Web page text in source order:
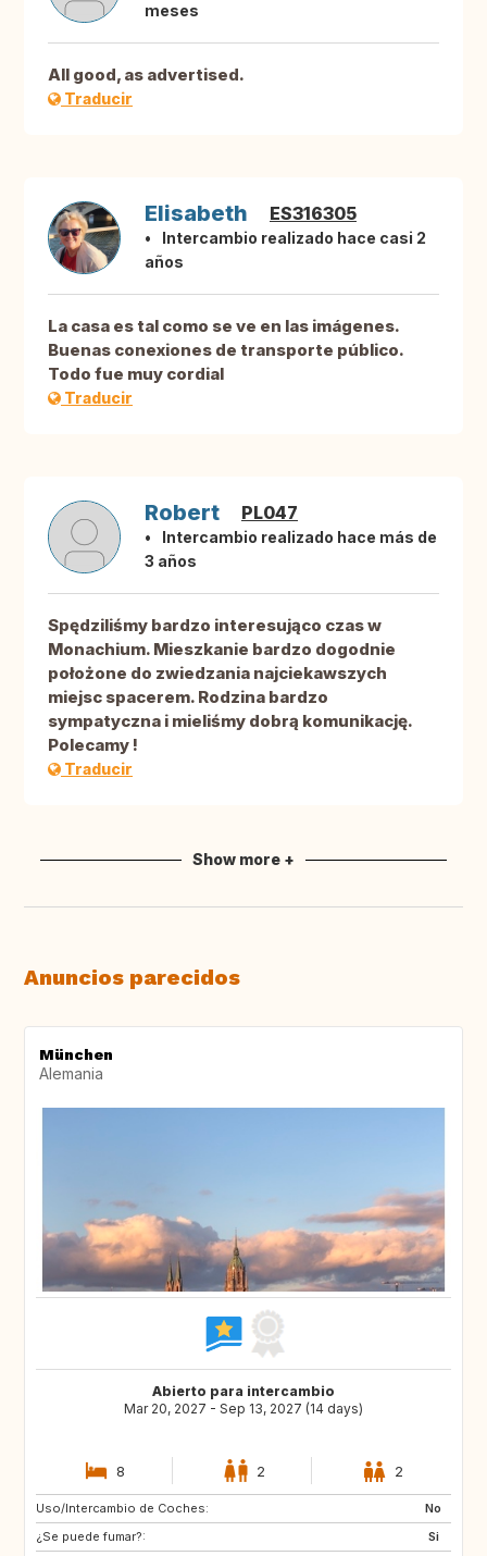
meses
All good, as advertised.
Traducir
Elisabeth ES316305
Intercambio realizado hace casi 2
años
La casa es tal como se ve en las imágenes.
Buenas conexiones de transporte público.
Todo fue muy cordial
Traducir
Robert PL047
Intercambio realizado hace más de
3 años
Spędziliśmy bardzo interesująco czas w
Monachium. Mieszkanie bardzo dogodnie
położone do zwiedzania najciekawszych
miejsc spacerem. Rodzina bardzo
sympatyczna i mieliśmy dobrą komunikację.
Polecamy !
Traducir
Show more +
Anuncios parecidos
München
Alemania
Abierto para intercambio
Mar 20, 2027 - Sep 13, 2027 (14 days)
8 2 2
Uso/Intercambio de Coches:
No
¿Se puede fumar?:
Si
HR
IT